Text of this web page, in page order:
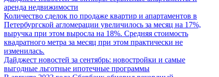
аренда недвижимости
Количество сделок по продаже квартир и апартаментов в
Петербургской агломерации увеличилось за месяц на 17%,
выручка при этом выросла на 18%. Средняя стоимость
квадратного метра за месяц при этом практически не
изменилась.
Дайджест новостей за сентябрь: новостройки и самые
выгодные льготные ипотечные программы